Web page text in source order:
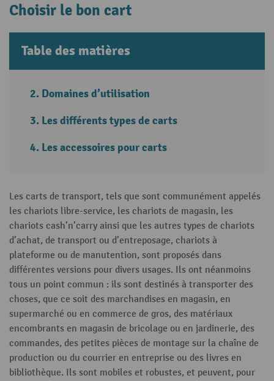
Choisir le bon cart
Table des matières
Domaines d’utilisation
Les différents types de carts
Les accessoires pour carts
Les carts de transport, tels que sont communément appelés
les chariots libre-service, les chariots de magasin, les
chariots cash’n’carry ainsi que les autres types de chariots
d’achat, de transport ou d’entreposage, chariots à
plateforme ou de manutention, sont proposés dans
différentes versions pour divers usages. Ils ont néanmoins
tous un point commun : ils sont destinés à transporter des
choses, que ce soit des marchandises en magasin, en
supermarché ou en commerce de gros, des matériaux
encombrants en magasin de bricolage ou en jardinerie, des
commandes, des petites pièces de montage sur la chaîne de
production ou du courrier en entreprise ou des livres en
bibliothèque. Ils sont mobiles et robustes, et peuvent, pour